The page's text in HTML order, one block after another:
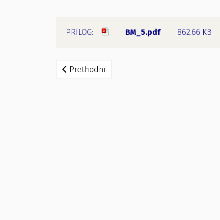
BM_5.pdf 862.66 KB
Prethodni članak: Zapisnik o radu Biračkog
Prethodni